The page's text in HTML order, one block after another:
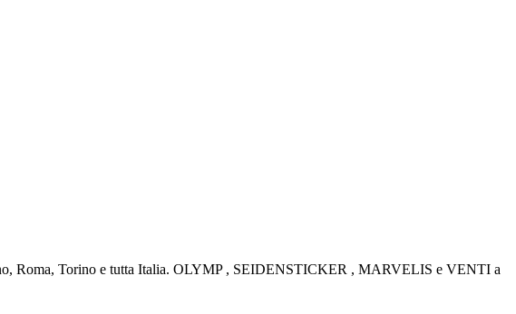
Roma, Torino e tutta Italia. OLYMP , SEIDENSTICKER , MARVELIS e VENTI a